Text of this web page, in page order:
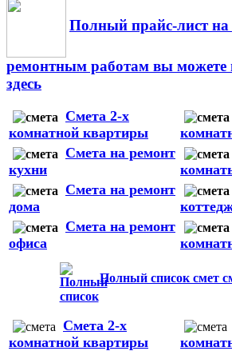
Полный прайс-лист на
ремонтным работам вы можете
здесь
Смета 2-х
комнатной квартиры
Смета на ремонт
кухни
Смета на ремонт
дома
Смета на ремонт
офиса
Полный список смет
Смета 2-х
комнатной квартиры